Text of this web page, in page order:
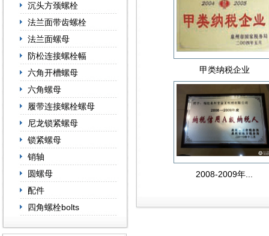
沉头方颈螺栓
法兰面带齿螺栓
法兰面螺母
防松连接螺栓幅
六角开槽螺母
六角螺母
履带连接螺栓螺母
尼龙锁紧螺母
锁紧螺母
销轴
圆螺母
配件
四角螺栓bolts
甲类纳税企业
2008-2009年...